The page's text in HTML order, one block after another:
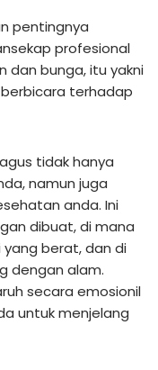
pentingnya
profesional
dan bunga, itu yakni
terhadap
tidak hanya
namun juga
anda. Ini
dibuat, di mana
berat, dan di
dengan alam.
secara emosionil
untuk menjelang